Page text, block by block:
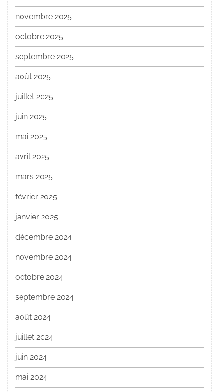
novembre 2025
octobre 2025
septembre 2025
août 2025
juillet 2025
juin 2025
mai 2025
avril 2025
mars 2025
février 2025
janvier 2025
décembre 2024
novembre 2024
octobre 2024
septembre 2024
août 2024
juillet 2024
juin 2024
mai 2024